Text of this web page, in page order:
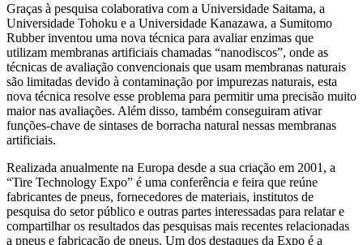
Graças à pesquisa colaborativa com a Universidade Saitama, a
Universidade Tohoku e a Universidade Kanazawa, a Sumitomo
Rubber inventou uma nova técnica para avaliar enzimas que
utilizam membranas artificiais chamadas “nanodiscos”, onde as
técnicas de avaliação convencionais que usam membranas naturais
são limitadas devido à contaminação por impurezas naturais, esta
nova técnica resolve esse problema para permitir uma precisão muito
maior nas avaliações. Além disso, também conseguiram ativar
funções-chave de sintases de borracha natural nessas membranas
artificiais.
Realizada anualmente na Europa desde a sua criação em 2001, a
“Tire Technology Expo” é uma conferência e feira que reúne
fabricantes de pneus, fornecedores de materiais, institutos de
pesquisa do setor público e outras partes interessadas para relatar e
compartilhar os resultados das pesquisas mais recentes relacionadas
a pneus e fabricação de pneus. Um dos destaques da Expo é a